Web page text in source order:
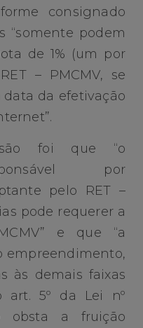
consignado
“somente podem
de 1% (um por
– PMCMV, se
da efetivação
foi que “o
por
pelo RET –
pode requerer a
e que “a
empreendimento,
às demais faixas
art. 5º da Lei nº
obsta a fruição